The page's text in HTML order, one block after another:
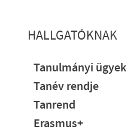
HALLGATÓKNAK
Tanulmányi ügyek
Tanév rendje
Tanrend
Erasmus+